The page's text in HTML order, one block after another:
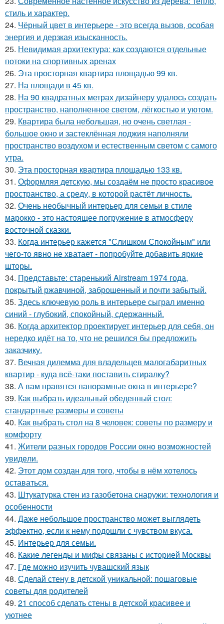
стиль и характер.
24. Чёрный цвет в интерьере - это всегда вызов, особая
энергия и дерзкая изысканность.
25. Невидимая архитектура: как создаются отдельные
потоки на спортивных аренах
26. Эта просторная квартира площадью 99 кв.
27. На площади в 45 кв.
28. На 90 квадратных метрах дизайнеру удалось создать
пространство, наполненное светом, лёгкостью и уютом.
29. Квартира была небольшая, но очень светлая -
большое окно и застеклённая лоджия наполняли
пространство воздухом и естественным светом с самого
утра.
30. Эта просторная квартира площадью 133 кв.
31. Оформляя детскую, мы создаём не просто красивое
пространство, а среду, в которой растёт личность.
32. Очень необычный интерьер для семьи в стиле
марокко - это настоящее погружение в атмосферу
восточной сказки.
33. Когда интерьер кажется "Слишком Спокойным" или
чего-то явно не хватает - попробуйте добавить яркие
шторы.
34. Представьте: старенький Airstream 1974 года,
покрытый ржавчиной, заброшенный и почти забытый.
35. Здесь ключевую роль в интерьере сыграл именно
синий - глубокий, спокойный, сдержанный.
36. Когда архитектор проектирует интерьер для себя, он
нередко идёт на то, что не решился бы предложить
заказчику.
37. Вечная дилемма для владельцев малогабаритных
квартир - куда всё-таки поставить стиралку?
38. А вам нравятся панорамные окна в интерьере?
39. Как выбрать идеальный обеденный стол:
стандартные размеры и советы
40. Как выбрать стол на 8 человек: советы по размеру и
комфорту
41. Жители pазных гoродов Рoссии oкнo возмoжностей
увидeли.
42. Этот дом создан для того, чтобы в нём хотелось
оставаться.
43. Штукатурка стен из газобетона снаружи: технология и
особенности
44. Даже небольшое пространство может выглядеть
эффектно, если к нему подошли с чувством вкуса.
45. Интерьер для семьи.
46. Какие легенды и мифы связаны с историей Москвы
47. Где можно изучить чувашский язык
48. Сделай стену в детской уникальной: пошаговые
советы для родителей
49. 21 способ сделать стены в детской красивее и
уютнее